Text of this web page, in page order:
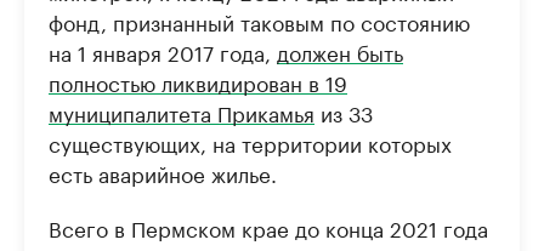
фонд, признанный таковым по состоянию
на 1 января 2017 года, должен быть
полностью ликвидирован в 19
муниципалитета Прикамья из 33
существующих, на территории которых
есть аварийное жилье.
Всего в Пермском крае до конца 2021 года